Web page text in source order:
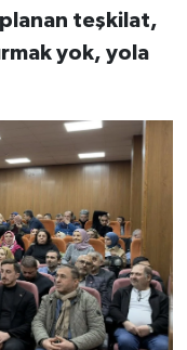
teşkilat,
yok, yola